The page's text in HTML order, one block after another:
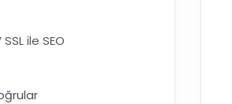
ile SEO